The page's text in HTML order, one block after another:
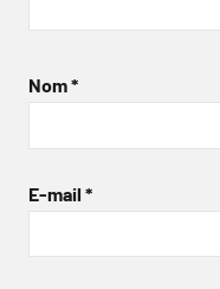
Nom*
E-mail *